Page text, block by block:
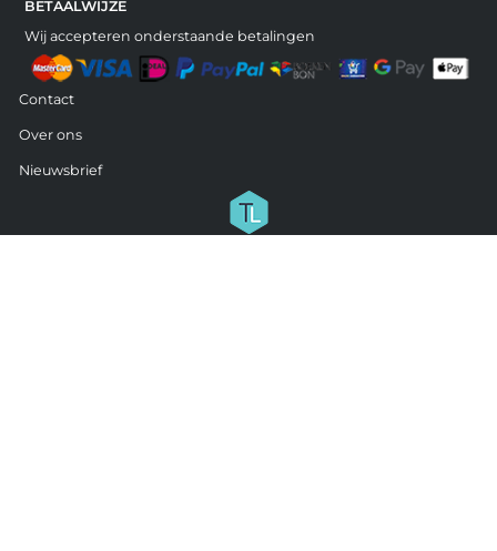
BETAALWIJZE
Wij accepteren onderstaande betalingen
Contact
Over ons
Nieuwsbrief